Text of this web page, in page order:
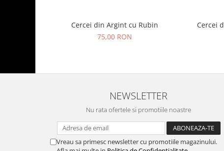
Cercei din Argint cu Rubin
75,00 RON
Cercei
NEWSLETTER
Nu rata ofertele si promotiile noastre
Vreau sa primesc newsletter cu promotiile magazinului.